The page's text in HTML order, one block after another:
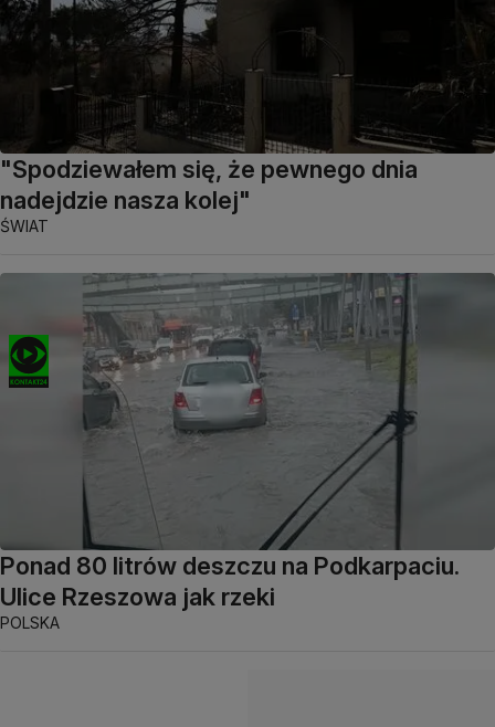
"Spodziewałem się, że pewnego dnia
nadejdzie nasza kolej"
ŚWIAT
Ponad 80 litrów deszczu na Podkarpaciu.
Ulice Rzeszowa jak rzeki
POLSKA